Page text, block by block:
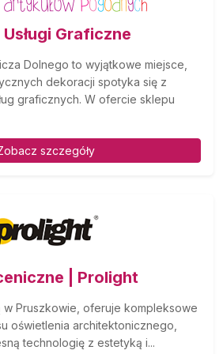
Graficzne
Dolnego to wyjątkowe miejsce,
dekoracji spotyka się z
graficznych. W ofercie sklepu
szczegóły
| Prolight
w Pruszkowie, oferuje kompleksowe
oświetlenia architektonicznego,
technologię z estetyką i...